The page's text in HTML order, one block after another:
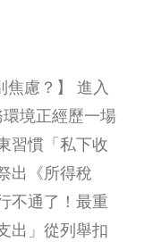
焦慮？】 進入
境正經歷一場
習慣「私下收
出《所得稅
不通了！最重
出」從列舉扣